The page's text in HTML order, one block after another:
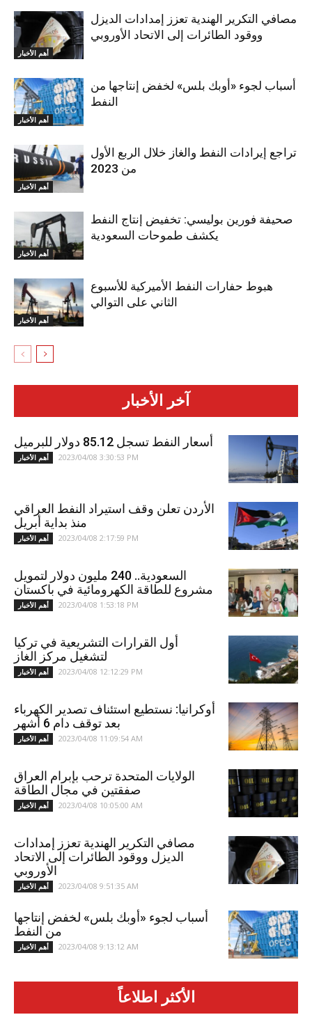
أهم الأخبار
مصافي التكرير الهندية تعزز إمدادات الديزل
ووقود الطائرات إلى الاتحاد الأوروبي
أهم الأخبار
أسباب لجوء «أوبك بلس» لخفض إنتاجها من
النفط
أهم الأخبار
تراجع إيرادات النفط والغاز خلال الربع الأول
من 2023
أهم الأخبار
صحيفة فورين بوليسي: تخفيض إنتاج النفط
يكشف طموحات السعودية
أهم الأخبار
هبوط حفارات النفط الأميركية للأسبوع
الثاني على التوالي
آخر الأخبار
أسعار النفط تسجل 85.12 دولار للبرميل
أهم الأخبار 2023/04/08 3:30:53 PM
الأردن تعلن وقف استيراد النفط العراقي
منذ بداية أبريل
أهم الأخبار 2023/04/08 2:17:59 PM
السعودية.. 240 مليون دولار لتمويل
مشروع للطاقة الكهرومائية في باكستان
أهم الأخبار 2023/04/08 1:53:18 PM
أول القرارات التشريعية في تركيا
لتشغيل مركز الغاز
أهم الأخبار 2023/04/08 12:12:29 PM
أوكرانيا: نستطيع استئناف تصدير الكهرباء
بعد توقف دام 6 أشهر
أهم الأخبار 2023/04/08 11:09:54 AM
الولايات المتحدة ترحب بإبرام العراق
صفقتين في مجال الطاقة
أهم الأخبار 2023/04/08 10:05:00 AM
مصافي التكرير الهندية تعزز إمدادات
الديزل ووقود الطائرات إلى الاتحاد
الأوروبي
أهم الأخبار 2023/04/08 9:51:35 AM
أسباب لجوء «أوبك بلس» لخفض إنتاجها
من النفط
أهم الأخبار 2023/04/08 9:13:12 AM
الأكثر اطلاعاً